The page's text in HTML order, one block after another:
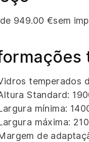
949.00 €sem
temperados
Standard:
mínima:
máxima:
de